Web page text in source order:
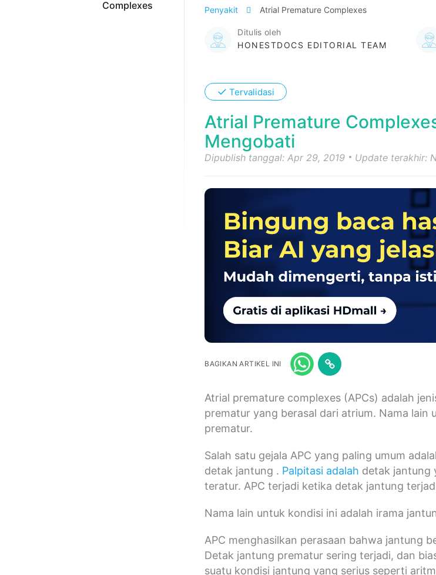
Complexes
Penyakit Atrial Premature Complexes
Ditulis oleh
HONESTDOCS EDITORIAL TEAM
✓ Tervalidasi
Atrial Premature
Mengobati
Dipublish tanggal: Apr 29, 2019 Update terakhir:
BAGIKAN ARTIKEL INI
Atrial premature complexes (APCs) adalah
prematur yang berasal dari atrium. Nama
prematur.
Salah satu gejala APC yang paling umum
detak jantung . Palpitasi adalah detak jantung
teratur. APC terjadi ketika detak jantung
Nama lain untuk kondisi ini adalah irama
APC menghasilkan perasaan bahwa jantung
Detak jantung prematur sering terjadi, dan
suatu kondisi jantung yang serius seperti